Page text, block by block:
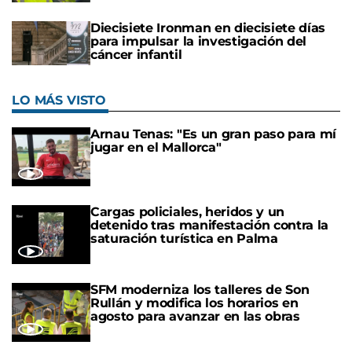
Diecisiete Ironman en diecisiete días
para impulsar la investigación del
cáncer infantil
LO MÁS VISTO
Arnau Tenas: "Es un gran paso para mí
jugar en el Mallorca"
Cargas policiales, heridos y un
detenido tras manifestación contra la
saturación turística en Palma
SFM moderniza los talleres de Son
Rullán y modifica los horarios en
agosto para avanzar en las obras